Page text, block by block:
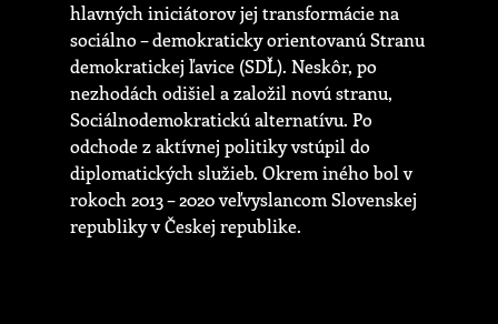
hlavných iniciátorov jej transformácie na
sociálno – demokraticky orientovanú Stranu
demokratickej ľavice (SDĽ). Neskôr, po
nezhodách odišiel a založil novú stranu,
Sociálnodemokratickú alternatívu. Po
odchode z aktívnej politiky vstúpil do
diplomatických služieb. Okrem iného bol v
rokoch 2013 – 2020 veľvyslancom Slovenskej
republiky v Českej republike.